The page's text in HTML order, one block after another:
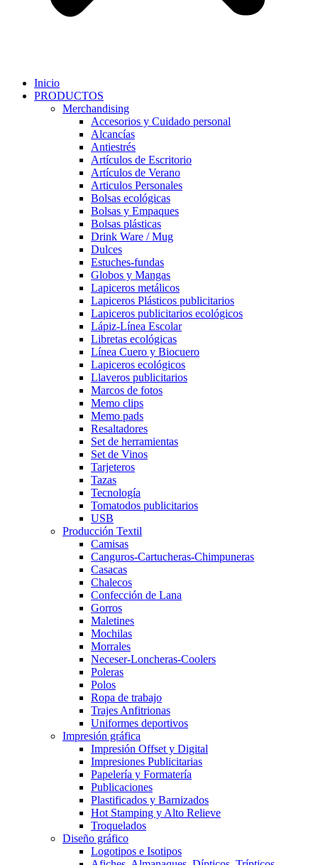
Inicio
PRODUCTOS
Merchandising
Accesorios y Cuidado personal
Alcancías
Antiestrés
Artículos de Escritorio
Artículos de Verano
Articulos Personales
Bolsas ecológicas
Bolsas y Empaques
Bolsas plásticas
Drink Ware / Mug
Dulces
Estuches-fundas
Globos y Mangas
Lapiceros metálicos
Lapiceros Plásticos publicitarios
Lapiceros publicitarios ecológicos
Lápiz-Línea Escolar
Libretas ecológicas
Línea Cuero y Biocuero
Lapiceros ecológicos
Llaveros publicitarios
Marcos de fotos
Memo clips
Memo pads
Resaltadores
Set de herramientas
Set de Vinos
Tarjeteros
Tazas
Tecnología
Tomatodos publicitarios
USB
Producción Textil
Camisas
Canguros-Cartucheras-Chimpuneras
Casacas
Chalecos
Confección de Lana
Gorros
Maletines
Mochilas
Morrales
Neceser-Loncheras-Coolers
Poleras
Polos
Ropa de trabajo
Trajes Anfitrionas
Uniformes deportivos
Impresión gráfica
Impresión Offset y Digital
Impresiones Publicitarias
Papelería y Formatería
Publicaciones
Plastificados y Barnizados
Hot Stamping y Alto Relieve
Troquelados
Diseño gráfico
Logotipos e Isotipos